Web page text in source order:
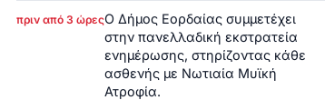
πριν από 3 ώρεςΟ Δήμος Εορδαίας συμμετέχει
στην πανελλαδική εκστρατεία
ενημέρωσης, στηρίζοντας κάθε
ασθενής με Νωτιαία Μυϊκή
Ατροφία.